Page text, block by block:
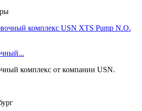
комплекс от компании USN.